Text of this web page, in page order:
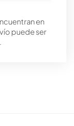
en
puede ser